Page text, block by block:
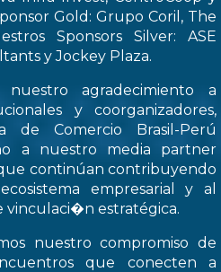
Gold: Grupo Coril, The
Sponsors Silver: ASE
y Jockey Plaza.
nuestro agradecimiento a
y coorganizadores,
de Comercio Brasil-Perú
a nuestro media partner
continúan contribuyendo
empresarial y al
vinculaci�n estratégica.
nuestro compromiso de
que conecten a